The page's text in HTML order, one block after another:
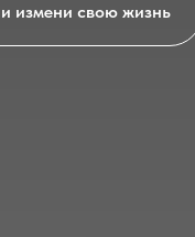
измени свою жизнь